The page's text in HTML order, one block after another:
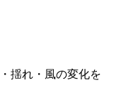
揺れ・風の変化を